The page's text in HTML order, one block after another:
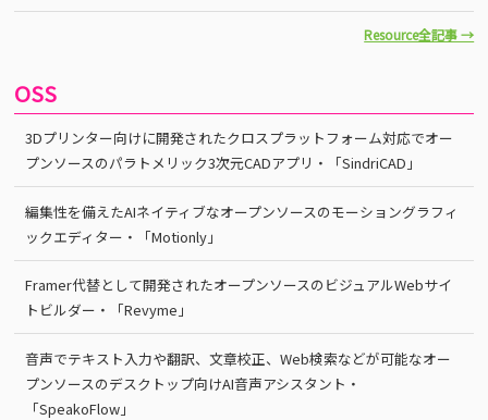
Resource全記事 →
OSS
3Dプリンター向けに開発されたクロスプラットフォーム対応でオー
プンソースのパラトメリック3次元CADアプリ・「SindriCAD」
編集性を備えたAIネイティブなオープンソースのモーショングラフィ
ックエディター・「Motionly」
Framer代替として開発されたオープンソースのビジュアルWebサイ
トビルダー・「Revyme」
音声でテキスト入力や翻訳、文章校正、Web検索などが可能なオー
プンソースのデスクトップ向けAI音声アシスタント・
「SpeakoFlow」